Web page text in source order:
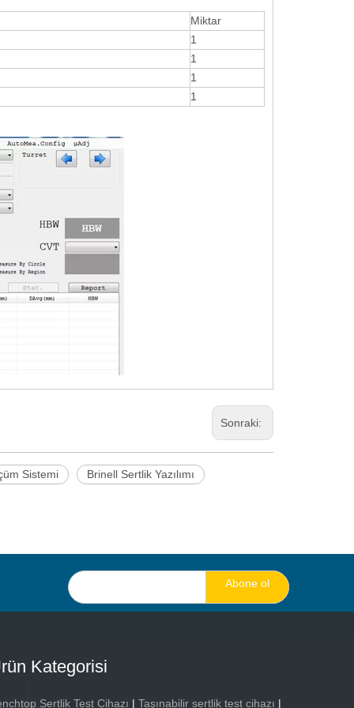
Miktar
1
1
1
1
Sonraki:
Sistemi Brinell Sertlik Yazılımı
Abone ol
Kategorisi
Sertlik Test Cihazı | Taşınabilir sertlik test cihazı |